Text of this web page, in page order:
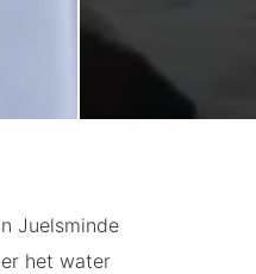
Juelsminde
het water